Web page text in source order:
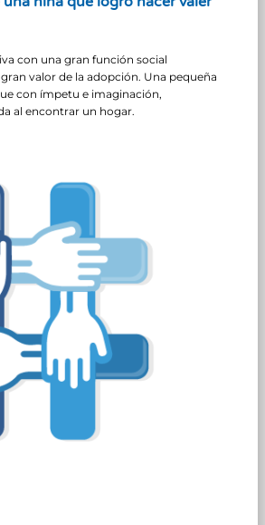
con una gran función social
valor de la adopción. Una pequeña
con ímpetu e imaginación,
al encontrar un hogar.